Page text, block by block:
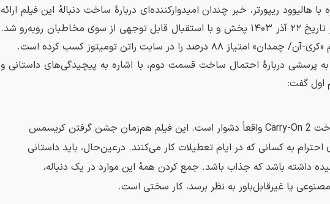
هالیوود ریپورتر، خبر چندان امیدوارکننده‌ای درباره‌ٔ ساخت دنباله‌ٔ این فیلم ارائه
نکرد. این فیلم در تاریخ ۲۲ آذر ۱۴۰۳ پخش و با استقبال قابل‌ توجهی از سوی مخاطبان روبه‌رو شد.
۸۸ درصد را در سایت راتن تومیتوز کسب کرده است.
پرسشی درباره‌ٔ احتمال ساخت قسمت دوم، با اشاره به پیچیدگی‌های داستانی و
گفت:
ساخت Carry-On 2 واقعاً دشوار است. این فیلم هم‌زمان جشن گرفتن کریسمس
به کسانی که در ایام تعطیلات کار می‌کنند. درعین‌حال، باید داستانی
داشته باشد که جذاب باشد. جمع کردن همه‌ٔ این موارد در یک دنباله،
یا غیرقابل‌باور به نظر برسد، کار سختی است.